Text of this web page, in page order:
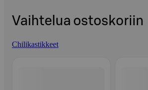
Vaihtelua ostoskoriin
Chilikastikkeet